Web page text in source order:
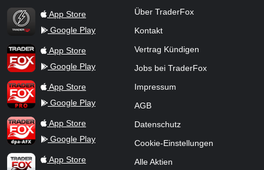
TraderFox Flash
App Store
Google Play
TraderFox AppApp Store
Google Play
TraderFox ProApp Store
Google Play
TraderFox dpa-AFX ProFeed
App Store
Google Play
TraderFox Live Trading
App Store
Über TraderFox
Kontakt
Vertrag Kündigen
Jobs bei TraderFox
Impressum
AGB
Datenschutz
Cookie-Einstellungen
Alle Aktien